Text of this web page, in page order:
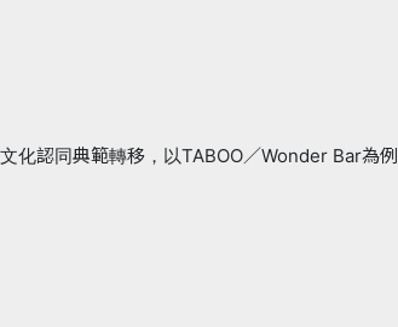
化認同典範轉移，以TABOO／Wonder Bar為例